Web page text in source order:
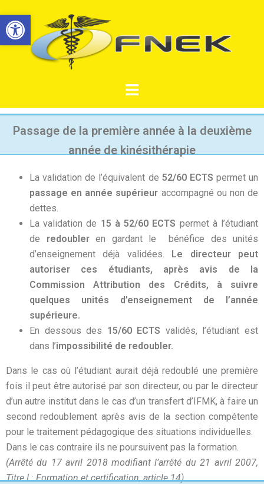
Ouvrir la barre d’outils
Passage de la première année à la deuxième
année de kinésithérapie
La validation de l’équivalent de 52/60 ECTS permet un
passage en année supérieur accompagné ou non de
dettes.
La validation de 15 à 52/60 ECTS permet à l’étudiant
de redoubleren gardant le bénéfice des unités
d’enseignement déjà validées.
Le directeur peut
autoriser ces étudiants, après avis de la
Commission Attribution des Crédits, à suivre
quelques unités d’enseignement de l’année
supérieure.
En dessous des 15/60 ECTS validés, l’étudiant est
dans l’impossibilité de redoubler.
Dans le cas où l’étudiant aurait déjà redoublé une première
fois il peut être autorisé par son directeur, ou par le directeur
d’un autre institut dans le cas d’un transfert d’IFMK, à faire un
second redoublement après avis de la section compétente
pour le traitement pédagogique des situations individuelles.
Dans le cas contraire ils ne poursuivent pas la formation.
(Arrêté du 17 avril 2018 modifiant l’arrêté du 21 avril 2007,
Titre I : Formation et certification, article 14)